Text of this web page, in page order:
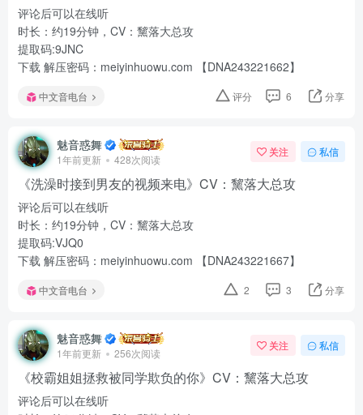
评论后可以在线听
时长：约19分钟，CV：黧落大总攻
提取码:9JNC
下载 解压密码：meiyinhuowu.com 【DNA243221662】
中文音电台 评分 6 分享
魅音惑舞
1年前更新 428次阅读
关注 私信
《洗澡时接到男友的视频来电》CV：黧落大总攻
评论后可以在线听
时长：约19分钟，CV：黧落大总攻
提取码:VJQ0
下载 解压密码：meiyinhuowu.com 【DNA243221667】
中文音电台 2 3 分享
魅音惑舞
1年前更新 256次阅读
关注 私信
《校霸姐姐拯救被同学欺负的你》CV：黧落大总攻
评论后可以在线听